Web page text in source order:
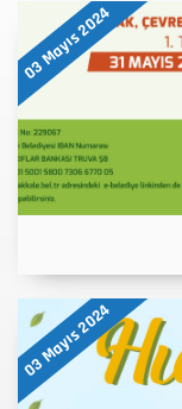
03 Mayıs 2024
03 Mayıs 2024